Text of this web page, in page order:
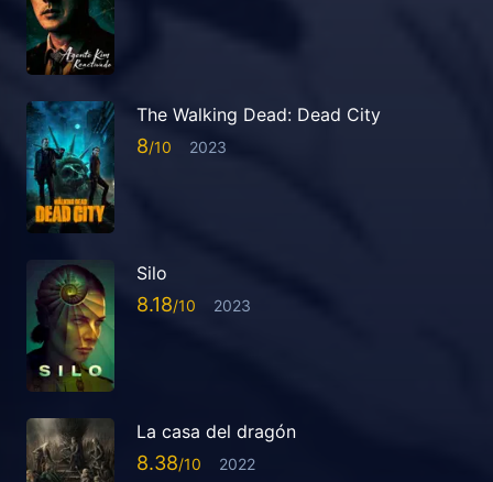
The Walking Dead: Dead City
8 2023
Silo
8.18 2023
La casa del dragón
8.38 2022